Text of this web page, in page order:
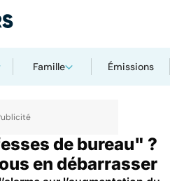
Famille Émissions
de bureau" ?
en débarrasser